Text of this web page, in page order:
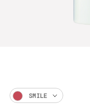
SMILE